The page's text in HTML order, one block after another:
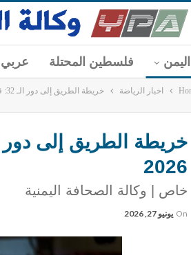
اليمن فلسطين المحتلة عربي
اخبار الرياضة خريطة الطريق إلى دور الـ 32: قراءة شاملة في مواجهات “سبت الإثارة” بمونديال 2026
2026
خاص | وكالة الصحافة اليمنية
On يونيو 27, 2026